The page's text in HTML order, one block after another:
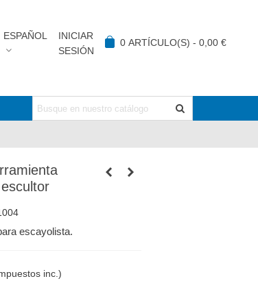
ESPAÑOL
INICIAR
SESIÓN
0 ARTÍCULO(S) - 0,00 €
escayolista.
inc.)